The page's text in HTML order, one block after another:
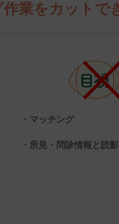
業をカットで
・マッチング
・所見・問診情報と読